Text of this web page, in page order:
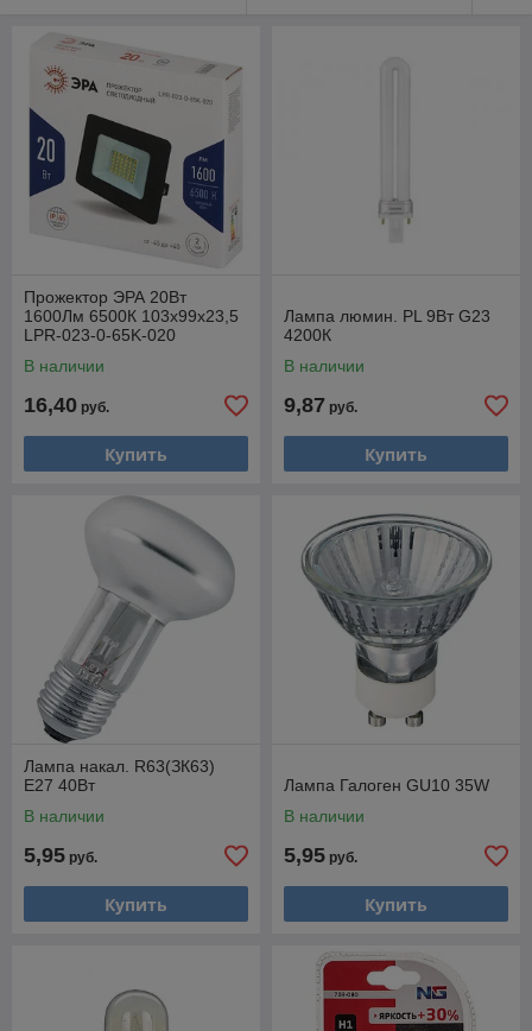
Прожектор ЭРА 20Вт
1600Лм 6500К 103х99х23,5
LPR-023-0-65K-020
В наличии
16,40 руб.
Купить
Лампа люмин. PL 9Вт G23
4200К
В наличии
9,87 руб.
Купить
Лампа накал. R63(ЗК63)
E27 40Вт
В наличии
5,95 руб.
Купить
Лампа Галоген GU10 35W
В наличии
5,95 руб.
Купить